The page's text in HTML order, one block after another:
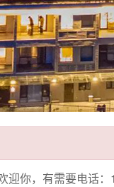
迎你，有需要电话：